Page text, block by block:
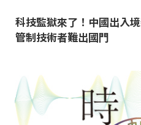
科技監獄來了！中國出入
管制技術者難出國門